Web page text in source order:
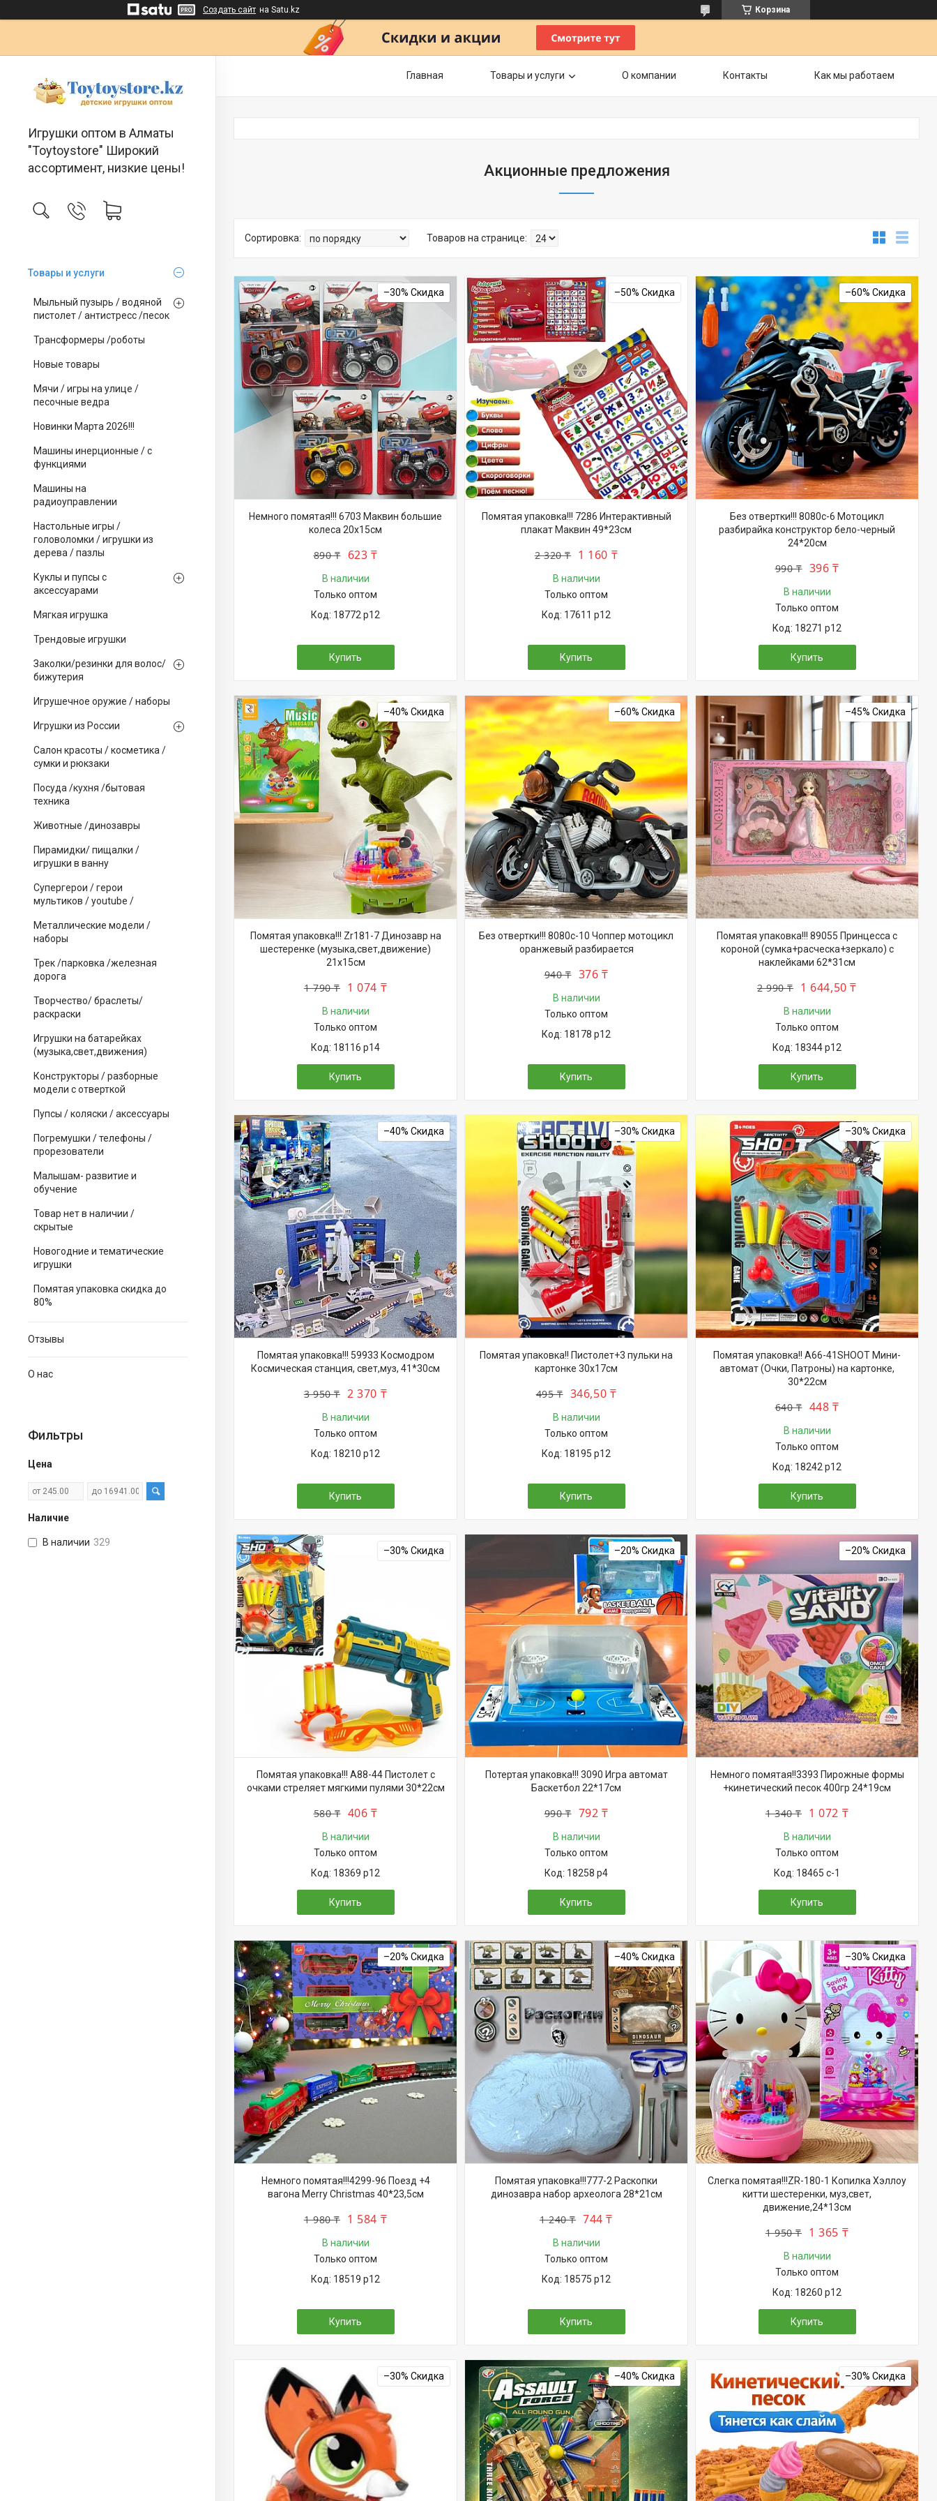
Создать сайт на Satu.kz Корзина
Игрушки оптом в Алматы
"Toytoystore" Широкий
ассортимент, низкие цены!
Товары и услуги
Мыльный пузырь / водяной
пистолет / антистресс /песок
Трансформеры /роботы
Новые товары
Мячи / игры на улице /
песочные ведра
Новинки Марта 2026!!!
Машины инерционные / с
функциями
Машины на
радиоуправлении
Настольные игры /
головоломки / игрушки из
дерева / пазлы
Куклы и пупсы с
аксессуарами
Мягкая игрушка
Трендовые игрушки
Заколки/резинки для волос/
бижутерия
Игрушечное оружие / наборы
Игрушки из России
Салон красоты / косметика /
сумки и рюкзаки
Посуда /кухня /бытовая
техника
Животные /динозавры
Пирамидки/ пищалки /
игрушки в ванну
Супергерои / герои
мультиков / youtube /
Металлические модели /
наборы
Трек /парковка /железная
дорога
Творчество/ браслеты/
раскраски
Игрушки на батарейках
(музыка,свет,движения)
Конструкторы / разборные
модели с отверткой
Пупсы / коляски / аксессуары
Погремушки / телефоны /
прорезователи
Малышам- развитие и
обучение
Товар нет в наличии /
скрытые
Новогодние и тематические
игрушки
Помятая упаковка скидка до
80%
Отзывы
О нас
Фильтры
Цена
Наличие
В наличии 329
Главная Товары и услуги О компании Контакты Как мы работаем
Акционные предложения
–30%
Немного помятая!!! 6703 Маквин большие
колеса 20х15см
890 ₸ 623 ₸
В наличии
Только оптом
18772 р12
Купить
–50%
Помятая упаковка!!! 7286 Интерактивный
плакат Маквин 49*23см
2 320 ₸ 1 160 ₸
В наличии
Только оптом
17611 р12
Купить
–60%
Без отвертки!!! 8080c-6 Мотоцикл
разбирайка конструктор бело-черный
24*20см
990 ₸ 396 ₸
В наличии
Только оптом
18271 р12
Купить
–40%
Помятая упаковка!!! Zr181-7 Динозавр на
шестеренке (музыка,свет,движение)
21х15см
1 790 ₸ 1 074 ₸
В наличии
Только оптом
18116 р14
Купить
–60%
Без отвертки!!! 8080с-10 Чоппер мотоцикл
оранжевый разбирается
940 ₸ 376 ₸
В наличии
Только оптом
18178 р12
Купить
–45%
Помятая упаковка!!! 89055 Принцесса с
короной (сумка+расческа+зеркало) с
наклейками 62*31см
2 990 ₸ 1 644,50 ₸
В наличии
Только оптом
18344 р12
Купить
–40%
Помятая упаковка!!! 59933 Космодром
Космическая станция, свет,муз, 41*30см
3 950 ₸ 2 370 ₸
В наличии
Только оптом
18210 р12
Купить
–30%
Помятая упаковка!! Пистолет+3 пульки на
картонке 30х17см
495 ₸ 346,50 ₸
В наличии
Только оптом
18195 р12
Купить
–30%
Помятая упаковка!! A66-41SHOOT Мини-
автомат (Очки, Патроны) на картонке,
30*22см
640 ₸ 448 ₸
В наличии
Только оптом
18242 р12
Купить
–30%
Помятая упаковка!!! A88-44 Пистолет с
очками стреляет мягкими пулями 30*22см
580 ₸ 406 ₸
В наличии
Только оптом
18369 р12
Купить
–20%
Потертая упаковка!!! 3090 Игра автомат
Баскетбол 22*17см
990 ₸ 792 ₸
В наличии
Только оптом
18258 р4
Купить
–20%
Немного помятая!!3393 Пирожные формы
+кинетический песок 400гр 24*19см
1 340 ₸ 1 072 ₸
В наличии
Только оптом
18465 с-1
Купить
–20%
Немного помятая!!!4299-96 Поезд +4
вагона Merry Christmas 40*23,5см
1 980 ₸ 1 584 ₸
В наличии
Только оптом
18519 р12
Купить
–40%
Помятая упаковка!!!777-2 Раскопки
динозавра набор археолога 28*21см
1 240 ₸ 744 ₸
В наличии
Только оптом
18575 р12
Купить
–30%
Слегка помятая!!!ZR-180-1 Копилка Хэллоу
китти шестеренки, муз,свет,
движение,24*13см
1 950 ₸ 1 365 ₸
В наличии
Только оптом
18260 р12
Купить
–30% –40% –30%